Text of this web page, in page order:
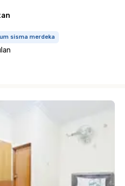
sisma merdeka